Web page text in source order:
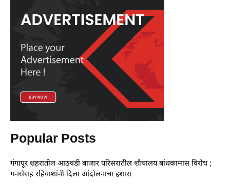
Popular Posts
गंगापूर शहरातील आठवडी बाजार परिसरातील शौचालय बांधकामास विरोध ;
मनसेसह रहिवाशांनी दिला आंदोलनाचा इशारा